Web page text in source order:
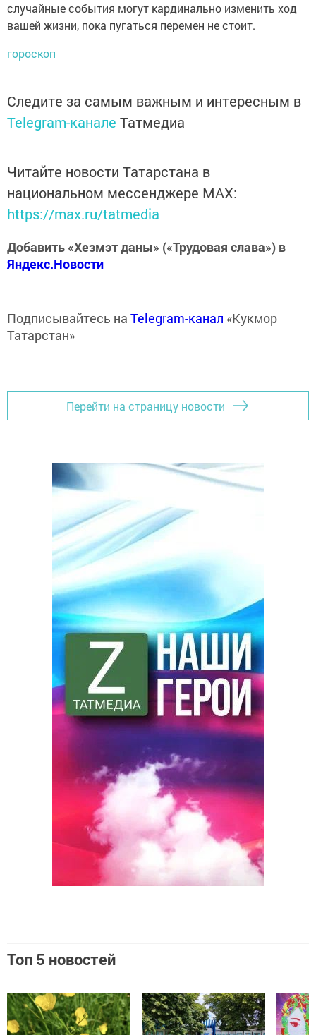
случайные события могут кардинально изменить ход
вашей жизни, пока пугаться перемен не стоит.
гороскоп
Следите за самым важным и интересным в
Telegram-канале Татмедиа
Читайте новости Татарстана в
национальном мессенджере MАХ:
https://max.ru/tatmedia
Добавить «Хезмэт даны» («Трудовая слава») в
Яндекс.Новости
Подписывайтесь на Telegram-канал «Кукмор
Татарстан»
Перейти на страницу новости
Топ 5 новостей